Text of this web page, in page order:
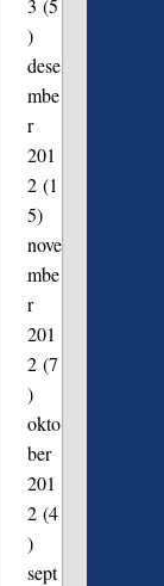
3 (5
)
dese
mbe
r
201
2(1
5)
nove
mbe
r
201
2(7
)
okto
ber
201
2(4
)
sept